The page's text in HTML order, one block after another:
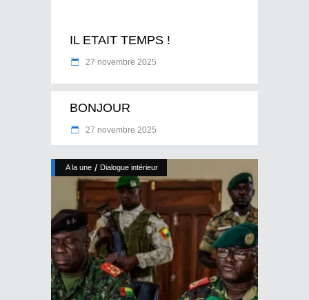
IL ETAIT TEMPS !
27 novembre 2025
BONJOUR
27 novembre 2025
A la une / Dialogue intérieur